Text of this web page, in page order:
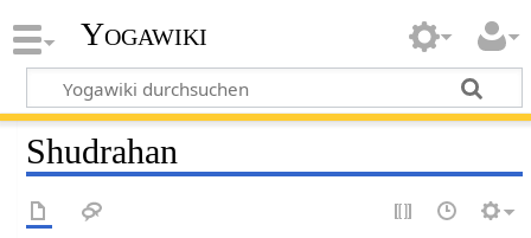
Yogawiki
Shudrahan